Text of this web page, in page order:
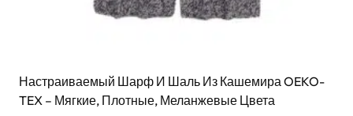
Настраиваемый Шарф И Шаль Из Кашемира OEKO-
TEX – Мягкие, Плотные, Меланжевые Цвета